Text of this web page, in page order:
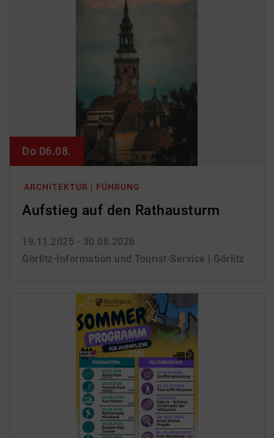
ARCHITEKTUR | FÜHRUNG
Aufstieg auf den Rathausturm
19.11.2025 - 30.08.2026
Görlitz-Information und Tourist-Service | Görlitz
Do 06.08.